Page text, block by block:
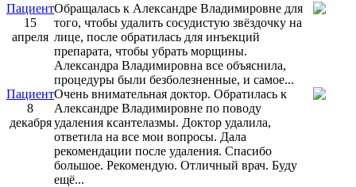
Пациент
15
апреля
Обращалась к Александре Владимировне для
того, чтобы удалить сосудистую звёздочку на
лице, после обратилась для инъекций
препарата, чтобы убрать морщины.
Александра Владимировна все объяснила,
процедуры были безболезненные, и самое...
Пациент
8
декабря
Очень внимательная доктор. Обратилась к
Александре Владимировне по поводу
удаления ксантелазмы. Доктор удалила,
ответила на все мои вопросы. Дала
рекомендации после удаления. Спасибо
большое. Рекомендую. Отличный врач. Буду
ещё...